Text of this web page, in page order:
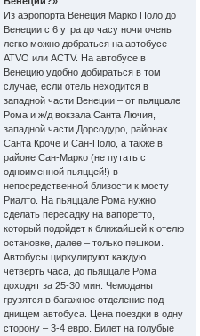
Из аэропорта Венеция Марко Поло до
Венеции с 6 утра до часу ночи очень
легко можно добраться на автобусе
ATVO или ACTV. На автобусе в
Венецию удобно добираться в том
случае, если отель неходится в
западной части Венеции – от пьяццале
Рома и ж/д вокзала Санта Лючия,
западной части Дорсодуро, районах
Санта Кроче и Сан-Поло, а также в
районе Сан-Марко (не путать с
одноименной пьяццей!) в
непосредственной близости к мосту
Риалто. На пьяццале Рома нужно
сделать пересадку на вапоретто,
который подойдет к ближайшей к отелю
остановке, далее – только пешком.
Автобусы циркулируют каждую
четверть часа, до пьяццале Рома
доходят за 25-30 мин. Чемоданы
грузятся в багажное отделение под
днищем автобуса. Цена поездки в одну
сторону – 3-4 евро. Билет на голубые